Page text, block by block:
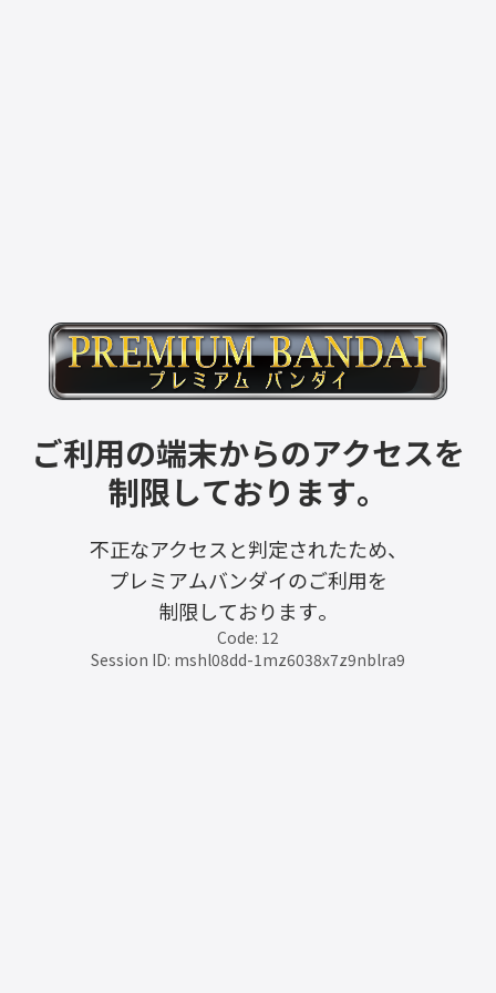
ご利用の端末からのアクセスを
制限しております。
不正なアクセスと判定されたため、
プレミアムバンダイのご利用を
制限しております。
Code: 12
Session ID: mshl08dd-1mz6038x7z9nblra9